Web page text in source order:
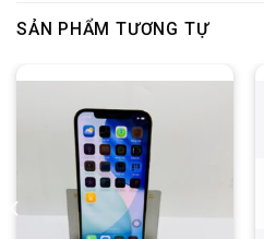
Line:DHP Mobile
SẢN PHẨM TƯƠNG TỰ